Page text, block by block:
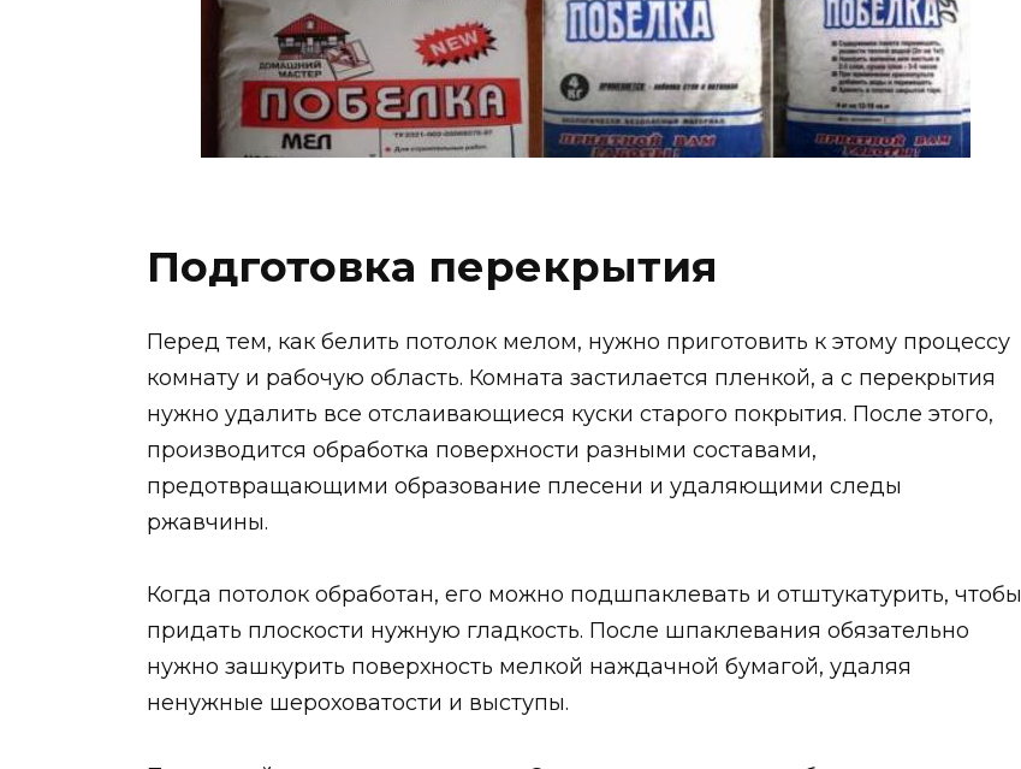
Подготовка перекрытия
Перед тем, как белить потолок мелом, нужно приготовить к этому процессу
комнату и рабочую область. Комната застилается пленкой, а с перекрытия
нужно удалить все отслаивающиеся куски старого покрытия. После этого,
производится обработка поверхности разными составами,
предотвращающими образование плесени и удаляющими следы
ржавчины.
Когда потолок обработан, его можно подшпаклевать и отштукатурить, чтобы
придать плоскости нужную гладкость. После шпаклевания обязательно
нужно зашкурить поверхность мелкой наждачной бумагой, удаляя
ненужные шероховатости и выступы.